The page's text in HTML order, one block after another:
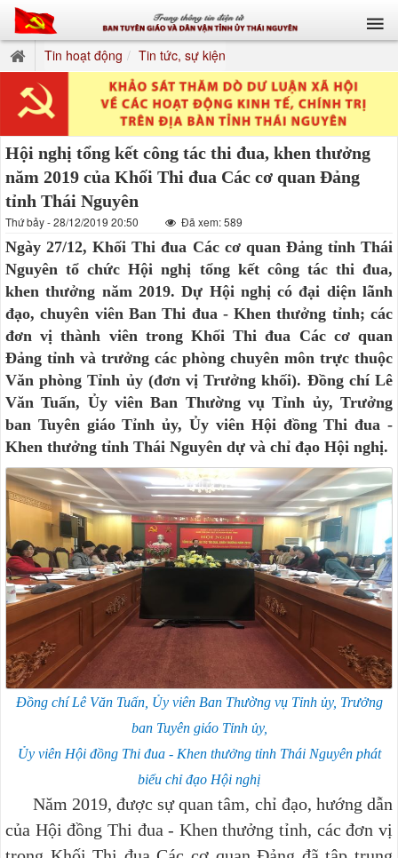
Tin hoạt động Tin tức, sự kiện
Hội nghị tổng kết công tác thi đua, khen thưởng
năm 2019 của Khối Thi đua Các cơ quan Đảng
tỉnh Thái Nguyên
Thứ bảy - 28/12/2019 20:50 Đã xem: 589
Ngày 27/12, Khối Thi đua Các cơ quan Đảng tỉnh Thái
Nguyên tổ chức Hội nghị tổng kết công tác thi đua,
khen thưởng năm 2019. Dự Hội nghị có đại diện lãnh
đạo, chuyên viên Ban Thi đua - Khen thưởng tỉnh; các
đơn vị thành viên trong Khối Thi đua Các cơ quan
Đảng tỉnh và trưởng các phòng chuyên môn trực thuộc
Văn phòng Tỉnh ủy (đơn vị Trưởng khối). Đồng chí Lê
Văn Tuấn, Ủy viên Ban Thường vụ Tỉnh ủy, Trưởng
ban Tuyên giáo Tỉnh ủy, Ủy viên Hội đồng Thi đua -
Khen thưởng tỉnh Thái Nguyên dự và chỉ đạo Hội nghị.
Đồng chí Lê Văn Tuấn, Ủy viên Ban Thường vụ Tỉnh ủy, Trưởng
ban Tuyên giáo Tỉnh ủy,
Ủy viên Hội đồng Thi đua - Khen thưởng tỉnh Thái Nguyên phát
biểu chỉ đạo Hội nghị
Năm 2019, được sự quan tâm, chỉ đạo, hướng dẫn
của Hội đồng Thi đua - Khen thưởng tỉnh, các đơn vị